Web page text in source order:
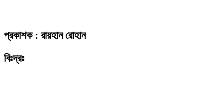
প্রকাশক : রায়হান রোহান
বিঃদ্রঃ